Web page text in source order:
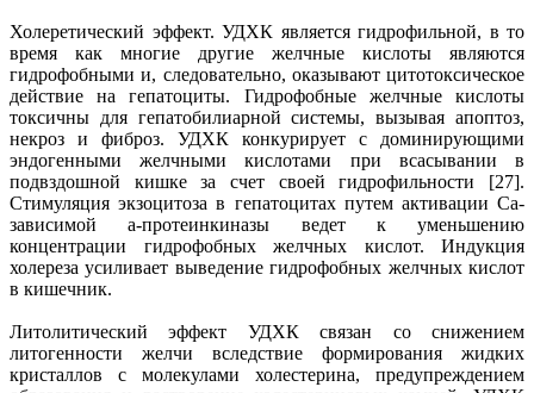
Холеретический эффект. УДХК является гидрофильной, в то
время как многие другие желчные кислоты являются
гидрофобными и, следовательно, оказывают цитотоксическое
действие на гепатоциты. Гидрофобные желчные кислоты
токсичны для гепатобилиарной системы, вызывая апоптоз,
некроз и фиброз. УДХК конкурирует с доминирующими
эндогенными желчными кислотами при всасывании в
подвздошной кишке за счет своей гидрофильности [27].
Стимуляция экзоцитоза в гепатоцитах путем активации Са-
зависимой а-протеинкиназы ведет к уменьшению
концентрации гидрофобных желчных кислот. Индукция
холереза усиливает выведение гидрофобных желчных кислот
в кишечник.
Литолитический эффект УДХК связан со снижением
литогенности желчи вследствие формирования жидких
кристаллов с молекулами холестерина, предупреждением